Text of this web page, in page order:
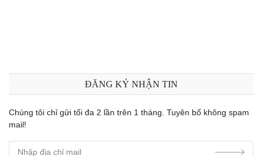
ĐĂNG KÝ NHẬN TIN
Chúng tôi chỉ gửi tối đa 2 lần trên 1 tháng. Tuyên bố không spam
mail!